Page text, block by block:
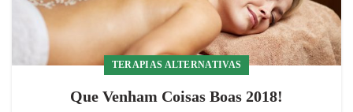
TERAPIAS ALTERNATIVAS
Que Venham Coisas Boas 2018!